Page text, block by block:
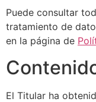
Puede consultar
tratamiento de
en la página de
El Titular ha